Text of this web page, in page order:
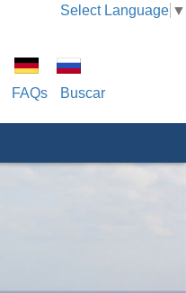
Select Language ▼
FAQs Buscar